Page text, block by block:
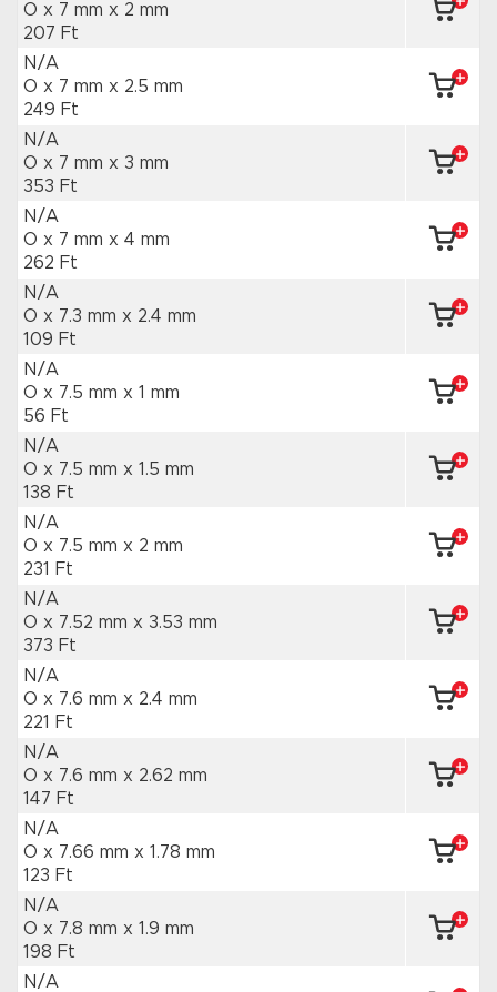
O x 7 mm x 2 mm
207 Ft
N/A
O x 7 mm x 2.5 mm
249 Ft
N/A
O x 7 mm x 3 mm
353 Ft
N/A
O x 7 mm x 4 mm
262 Ft
N/A
O x 7.3 mm x 2.4 mm
109 Ft
N/A
O x 7.5 mm x 1 mm
56 Ft
N/A
O x 7.5 mm x 1.5 mm
138 Ft
N/A
O x 7.5 mm x 2 mm
231 Ft
N/A
O x 7.52 mm x 3.53 mm
373 Ft
N/A
O x 7.6 mm x 2.4 mm
221 Ft
N/A
O x 7.6 mm x 2.62 mm
147 Ft
N/A
O x 7.66 mm x 1.78 mm
123 Ft
N/A
O x 7.8 mm x 1.9 mm
198 Ft
N/A